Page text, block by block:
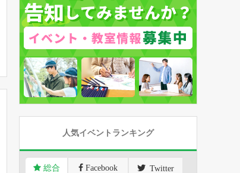
人気イベントランキング
総合 Facebook Twitter